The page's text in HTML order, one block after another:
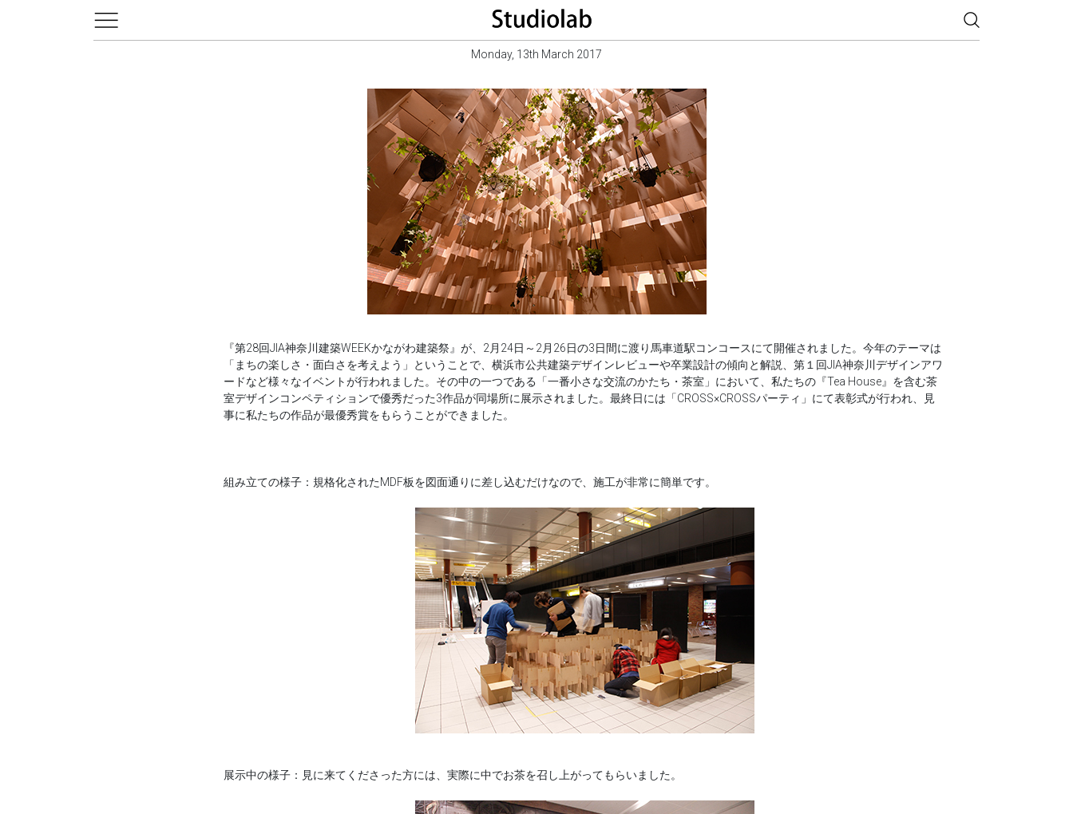
Monday, 13th March 2017
『第28回JIA神奈川建築WEEKかながわ建築祭』が、2月24日～2月26日の3日間に渡り馬車道駅コンコースにて開催されました。今年のテーマは
「まちの楽しさ・面白さを考えよう」ということで、横浜市公共建築デザインレビューや卒業設計の傾向と解説、第１回JIA神奈川デザインアワ
ードなど様々なイベントが行われました。その中の一つである「一番小さな交流のかたち・茶室」において、私たちの『Tea House』を含む茶
室デザインコンペティションで優秀だった3作品が同場所に展示されました。最終日には「CROSS×CROSSパーティ」にて表彰式が行われ、見
事に私たちの作品が最優秀賞をもらうことができました。
組み立ての様子：規格化されたMDF板を図面通りに差し込むだけなので、施工が非常に簡単です。
展示中の様子：見に来てくださった方には、実際に中でお茶を召し上がってもらいました。